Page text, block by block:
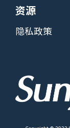
资源
隐私政策